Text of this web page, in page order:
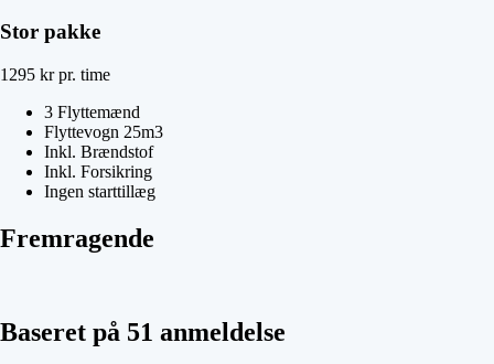
Stor pakke
1295 kr pr. time
3 Flyttemænd
Flyttevogn 25m3
Inkl. Brændstof
Inkl. Forsikring
Ingen starttillæg
Fremragende
Baseret på 51 anmeldelse